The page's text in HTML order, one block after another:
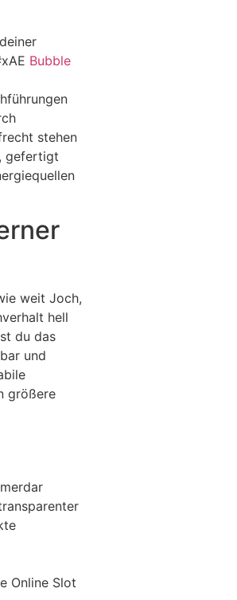
Bubble
stehen
gefertigt
weit Joch,
hell
du das
und
größere